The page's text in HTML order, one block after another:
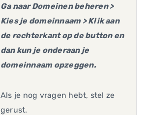
Ga naar Domeinen beheren >
Kies je domeinnaam > Klik aan
de rechterkant op de button en
dan kun je onderaan je
domeinnaam opzeggen.
Als je nog vragen hebt, stel ze
gerust.